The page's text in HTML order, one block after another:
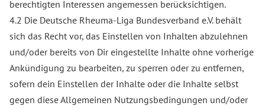
berechtigten Interessen angemessen berücksichtigen.
4.2 Die Deutsche Rheuma-Liga Bundesverband e.V. behält
sich das Recht vor, das Einstellen von Inhalten abzulehnen
und/oder bereits von Dir eingestellte Inhalte ohne vorherige
Ankündigung zu bearbeiten, zu sperren oder zu entfernen,
sofern dein Einstellen der Inhalte oder die Inhalte selbst
gegen diese Allgemeinen Nutzungsbedingungen und/oder